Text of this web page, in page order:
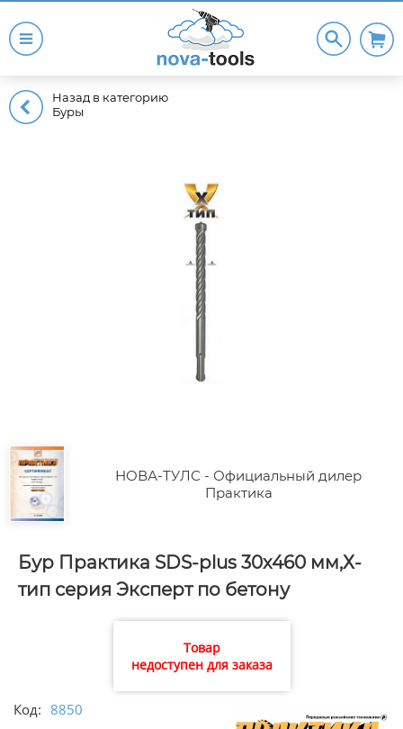
Назад в категорию
Буры
НОВА-ТУЛС - Официальный дилер
Практика
Бур Практика SDS-plus 30х460 мм,Х-
тип серия Эксперт по бетону
Товар
недоступен для заказа
Код: 8850